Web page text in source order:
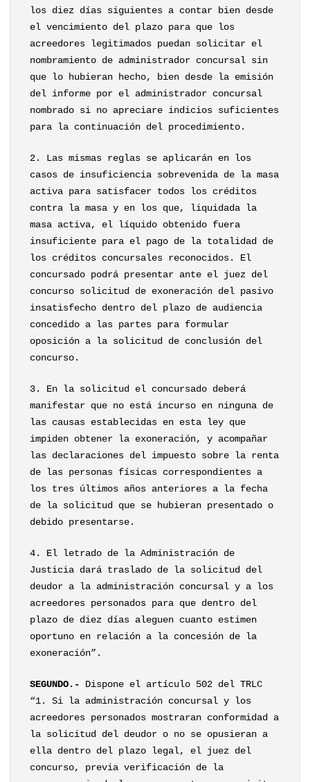
los diez días siguientes a contar bien desde
el vencimiento del plazo para que los
acreedores legitimados puedan solicitar el
nombramiento de administrador concursal sin
que lo hubieran hecho, bien desde la emisión
del informe por el administrador concursal
nombrado si no apreciare indicios suficientes
para la continuación del procedimiento.
2. Las mismas reglas se aplicarán en los
casos de insuficiencia sobrevenida de la masa
activa para satisfacer todos los créditos
contra la masa y en los que, liquidada la
masa activa, el líquido obtenido fuera
insuficiente para el pago de la totalidad de
los créditos concursales reconocidos. El
concursado podrá presentar ante el juez del
concurso solicitud de exoneración del pasivo
insatisfecho dentro del plazo de audiencia
concedido a las partes para formular
oposición a la solicitud de conclusión del
concurso.
3. En la solicitud el concursado deberá
manifestar que no está incurso en ninguna de
las causas establecidas en esta ley que
impiden obtener la exoneración, y acompañar
las declaraciones del impuesto sobre la renta
de las personas físicas correspondientes a
los tres últimos años anteriores a la fecha
de la solicitud que se hubieran presentado o
debido presentarse.
4. El letrado de la Administración de
Justicia dará traslado de la solicitud del
deudor a la administración concursal y a los
acreedores personados para que dentro del
plazo de diez días aleguen cuanto estimen
oportuno en relación a la concesión de la
exoneración”.
SEGUNDO.- Dispone el artículo 502 del TRLC
“1. Si la administración concursal y los
acreedores personados mostraran conformidad a
la solicitud del deudor o no se opusieran a
ella dentro del plazo legal, el juez del
concurso, previa verificación de la